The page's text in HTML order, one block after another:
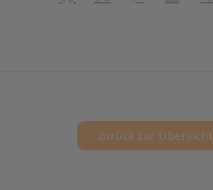
zurück zur Übersicht